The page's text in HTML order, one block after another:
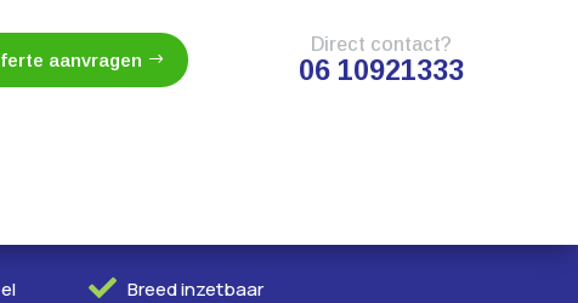
aanvragen
Direct contact?
06 10921333
 Breed inzetbaar